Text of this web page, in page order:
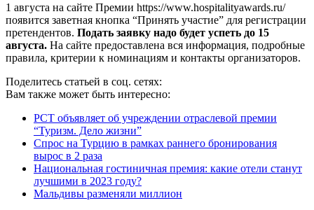
1 августа на сайте Премии https://www.hospitalityawards.ru/
появится заветная кнопка “Принять участие” для регистрации
претендентов. Подать заявку надо будет успеть до 15
августа. На сайте предоставлена вся информация, подробные
правила, критерии к номинациям и контакты организаторов.
Поделитесь статьей в соц. сетях:
Вам также может быть интересно:
РСТ объявляет об учреждении отраслевой премии
“Туризм. Дело жизни”
Спрос на Турцию в рамках раннего бронирования
вырос в 2 раза
Национальная гостиничная премия: какие отели станут
лучшими в 2023 году?
Мальдивы разменяли миллион